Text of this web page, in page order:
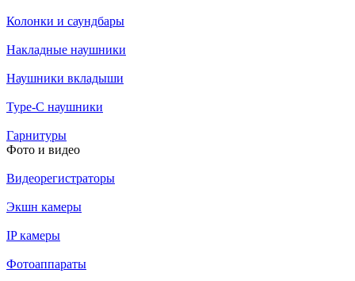
Колонки и саундбары
Накладные наушники
Наушники вкладыши
Type-C наушники
Гарнитуры
Фото и видео
Видеорегистраторы
Экшн камеры
IP камеры
Фотоаппараты